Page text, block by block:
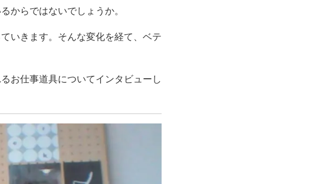
からではないでしょうか。
いきます。そんな変化を経て、ベテ
お仕事道具についてインタビューし